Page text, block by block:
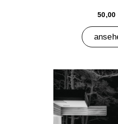
50,00